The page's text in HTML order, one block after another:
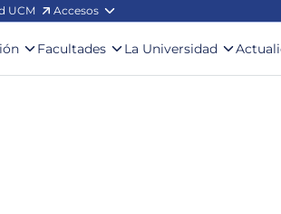
UCM Accesos
Facultades La Universidad